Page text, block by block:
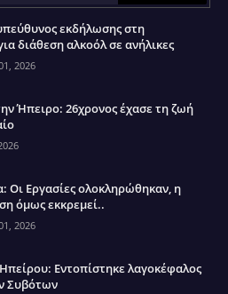
εκδήλωσης στη
διάθεση αλκοόλ σε ανήλικες
2026
Ήπειρο: 26χρονος έχασε τη ζωή
Οι Εργασίες ολοκληρώθηκαν, η
όμως εκκρεμεί..
2026
Εντοπίστηκε λαγοκέφαλος
Συβότων